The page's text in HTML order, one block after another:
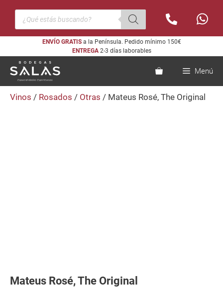
contenido
Búsqueda
de
productos
ENVÍO GRATIS a la Península. Pedido mínimo 150€
ENTREGA 2-3 días laborables
Menú
Vinos / Rosados / Otras / Mateus Rosé, The Original
Mateus Rosé, The Original